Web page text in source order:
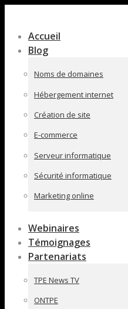
pleine
largeur
Accueil
Blog
Noms de domaines
Hébergement internet
Création de site
E-commerce
Serveur informatique
Sécurité informatique
Marketing online
Webinaires
Témoignages
Partenariats
TPE News TV
ONTPE